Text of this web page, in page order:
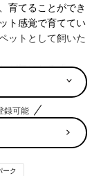
育てることができ
ト感覚で育ててい
ットとして飼いた
が気になる「ペッ
ウ専門店がありま
、フクロウって割
とかもできない。
げるらしいのです
ません…」
録可能
ーク